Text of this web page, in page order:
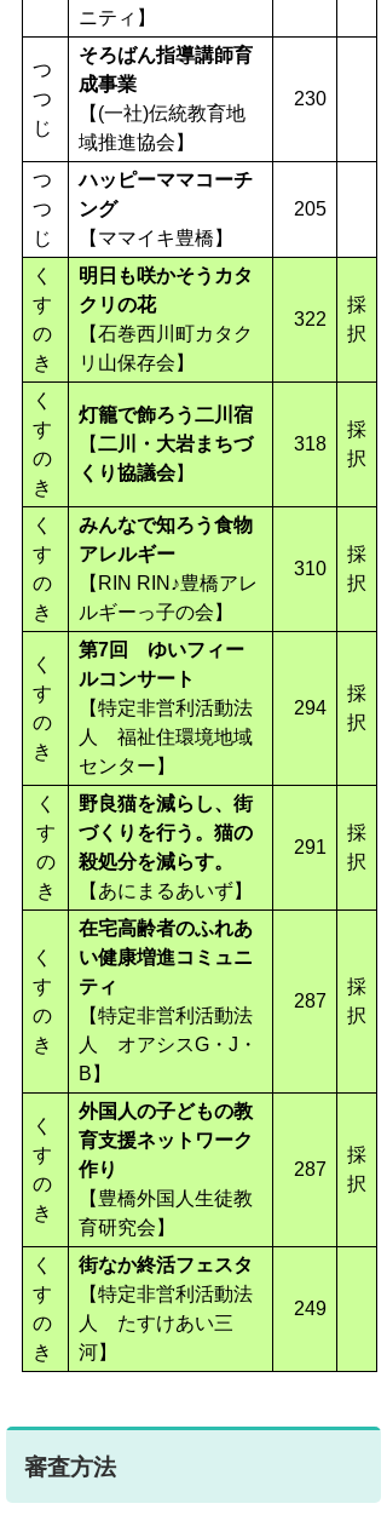
ニティ】
つ
つ
じ
そろばん指導講師育
成事業
【(一社)伝統教育地
域推進協会】
230
つ
つ
じ
ハッピーママコーチ
ング
【ママイキ豊橋】
205
く
す
の
き
明日も咲かそうカタ
クリの花
【石巻西川町カタク
リ山保存会】
322
採
択
く
す
の
き
灯籠で飾ろう二川宿
【二川・大岩まちづ
くり協議会】
318
採
択
く
す
の
き
みんなで知ろう食物
アレルギー
【RIN RIN♪豊橋アレ
ルギーっ子の会】
310
採
択
く
す
の
き
第7回 ゆいフィー
ルコンサート
【特定非営利活動法
人 福祉住環境地域
センター】
294
採
択
く
す
の
き
野良猫を減らし、街
づくりを行う。猫の
殺処分を減らす。
【あにまるあいず】
291
採
択
く
す
の
き
在宅高齢者のふれあ
い健康増進コミュニ
ティ
【特定非営利活動法
人 オアシスG・J・
B】
287
採
択
く
す
の
き
外国人の子どもの教
育支援ネットワーク
作り
【豊橋外国人生徒教
育研究会】
287
採
択
く
す
の
き
街なか終活フェスタ
【特定非営利活動法
人 たすけあい三
河】
249
審査方法